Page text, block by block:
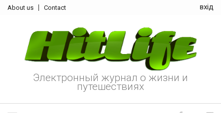
About us Contact вхід
Электронный журнал о жизни и
путешествиях